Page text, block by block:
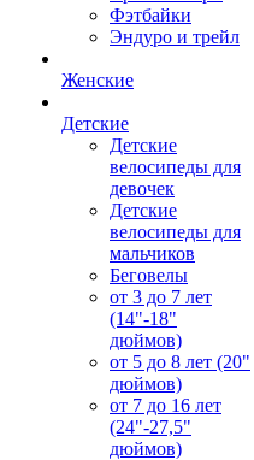
Фэтбайки
Эндуро и трейл
Женские
Детские
Детские
велосипеды для
девочек
Детские
велосипеды для
мальчиков
Беговелы
от 3 до 7 лет
(14"-18"
дюймов)
от 5 до 8 лет (20"
дюймов)
от 7 до 16 лет
(24"-27,5"
дюймов)